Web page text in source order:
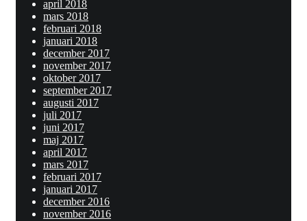
april 2018
mars 2018
februari 2018
januari 2018
december 2017
november 2017
oktober 2017
september 2017
augusti 2017
juli 2017
juni 2017
maj 2017
april 2017
mars 2017
februari 2017
januari 2017
december 2016
november 2016